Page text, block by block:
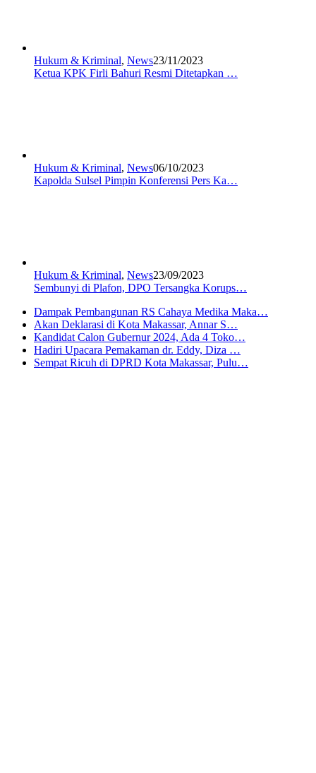
Hukum & Kriminal, News23/11/2023
Ketua KPK Firli Bahuri Resmi Ditetapkan …
Hukum & Kriminal, News06/10/2023
Kapolda Sulsel Pimpin Konferensi Pers Ka…
Hukum & Kriminal, News23/09/2023
Sembunyi di Plafon, DPO Tersangka Korups…
Dampak Pembangunan RS Cahaya Medika Maka…
Akan Deklarasi di Kota Makassar, Annar S…
Kandidat Calon Gubernur 2024, Ada 4 Toko…
Hadiri Upacara Pemakaman dr. Eddy, Diza …
Sempat Ricuh di DPRD Kota Makassar, Pulu…